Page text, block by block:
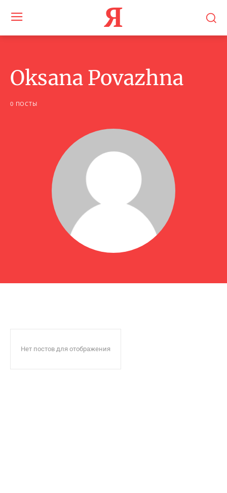
Я
Oksana Povazhna
0 ПОСТЫ
Нет постов для отображения